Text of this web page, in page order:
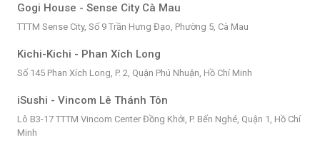
Gogi House - Sense City Cà Mau
TTTM Sense City, Số 9 Trần Hưng Đạo, Phường 5, Cà Mau
Kichi-Kichi - Phan Xích Long
Số 145 Phan Xích Long, P. 2, Quận Phú Nhuận, Hồ Chí Minh
iSushi - Vincom Lê Thánh Tôn
Lô B3-17 TTTM Vincom Center Đồng Khởi, P. Bến Nghé, Quận 1, Hồ Chí
Minh